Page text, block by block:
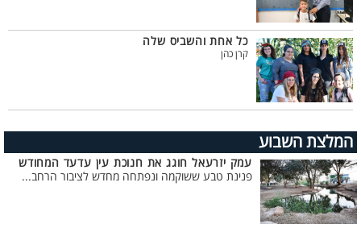
כל אחת והשביס שלה
קרן כהן
המלצת השבוע
עמק יזרעאל חוגג את חנוכת עין עדעד המחודש
פנינת טבע ששוקמה ונפתחה מחדש לציבור הרחב...